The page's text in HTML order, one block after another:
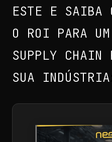
ESTE E SAIBA
O ROI PARA
SUPPLY CHAIN
SUA